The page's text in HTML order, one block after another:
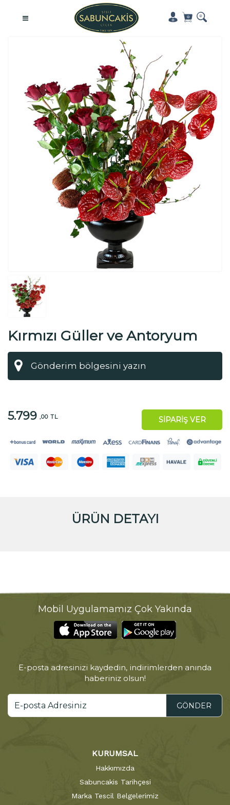
Kırmızı Güller ve Antoryum
5.799 ,00 TL SİPARİŞ VER
ÜRÜN DETAYI
Mobil Uygulamamız Çok Yakında
E-posta adresinizi kaydedin, indirimlerden anında
haberiniz olsun!
GÖNDER
KURUMSAL
Hakkımızda
Sabuncakis Tarihçesi
Marka Tescil Belgelerimiz